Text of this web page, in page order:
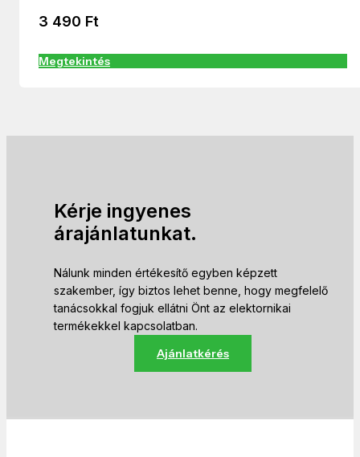
3 490 Ft
Megtekintés
Kérje ingyenes
árajánlatunkat.
Nálunk minden értékesítő egyben képzett
szakember, így biztos lehet benne, hogy megfelelő
tanácsokkal fogjuk ellátni Önt az elektornikai
termékekkel kapcsolatban.
Ajánlatkérés